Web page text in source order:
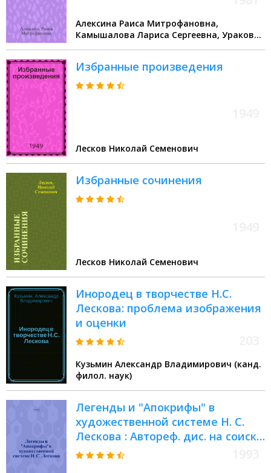
Алексина Раиса Митрофановна,
Камышалова Лариса Сергеевна, Уракова
Избранные произведения
Лесков Николай Семенович
Избранные сочинения
Лесков Николай Семенович
Инородец в творчестве Н.С.
Лескова: проблема изображения
и оценки
Кузьмин Александр Владимирович (канд.
филол. наук)
Легенды и "Апокрифы" в
художественной системе Н. С.
Лескова : Автореф. дис. на соиск.
учен. степ. к.филол.н. : Спец.